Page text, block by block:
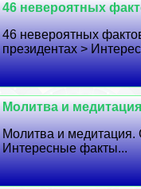
46 невероятных
46 невероятных
президентах >
Молитва и
Молитва и
Интересные факты...